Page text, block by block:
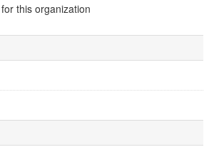
this organization